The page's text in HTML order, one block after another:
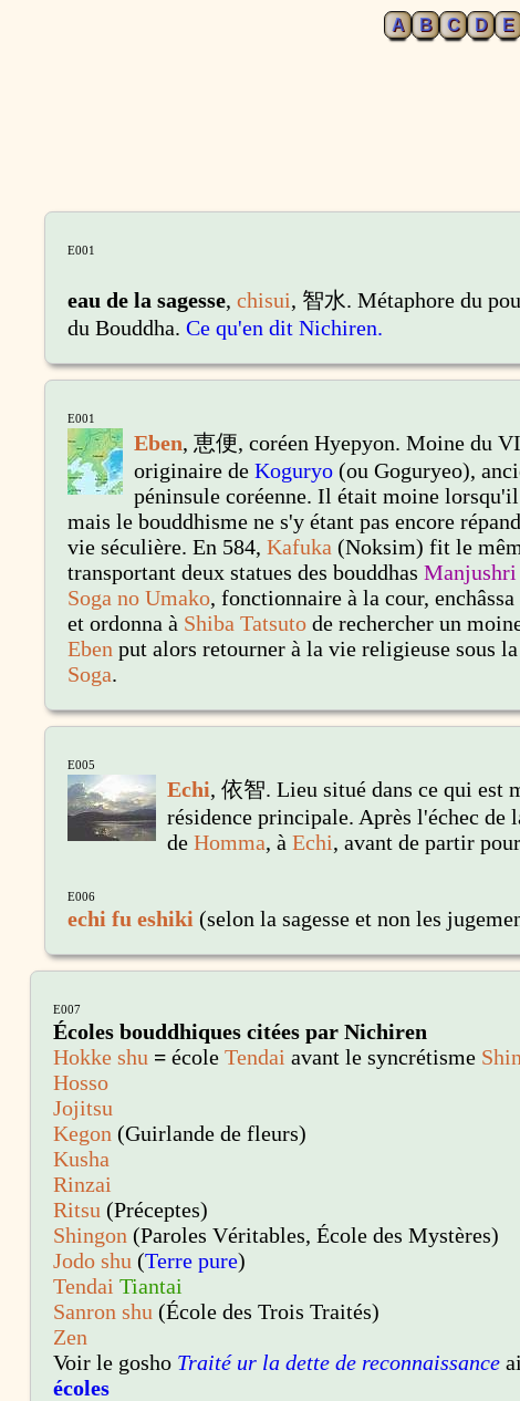
A B C D E
E001
eau de la sagesse,chisui, 智水. Métaphore du
du Bouddha.Ce qu'en dit Nichiren.
E001
Eben, 恵便,coréen Hyepyon. Moine du
originaire deKoguryo (ou Goguryeo),
péninsule coréenne. Il était moine
mais le bouddhisme ne s'y étant pas encore
vie séculière. En 584,Kafuka (Noksim) fit le
transportant deux statues des bouddhasManjushri
Soga no Umako, fonctionnaire à la cour, enchâssa
et ordonna à Shiba Tatsuto de rechercher un
Eben put alors retourner à la vie religieuse sous
Soga.
E005
Echi, 依智.Lieu situé dans ce qui est
résidence principale. Après l'échec
deHomma, àEchi, avant de partir
E006
echi fu eshiki (selon la sagesse et non les
E007
Écoles bouddhiques citées par Nichiren
Hokke shu = école Tendai avant le syncrétisme
Hosso
Jojitsu
Kegon (Guirlande de fleurs)
Kusha
Rinzai
Ritsu (Préceptes)
Shingon (Paroles Véritables, École des Mystères)
Jodo shu (Terre pure)
Tendai Tiantai
Sanron shu (École des Trois Traités)
Zen
Voir le gosho Traité ur la dette de reconnaissance
écoles